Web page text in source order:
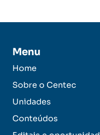
Menu
Home
Sobre o Centec
Unidades
Conteúdos